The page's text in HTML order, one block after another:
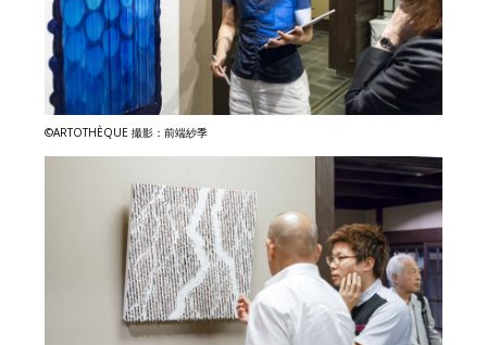
©ARTOTHÈQUE 撮影：前端紗季